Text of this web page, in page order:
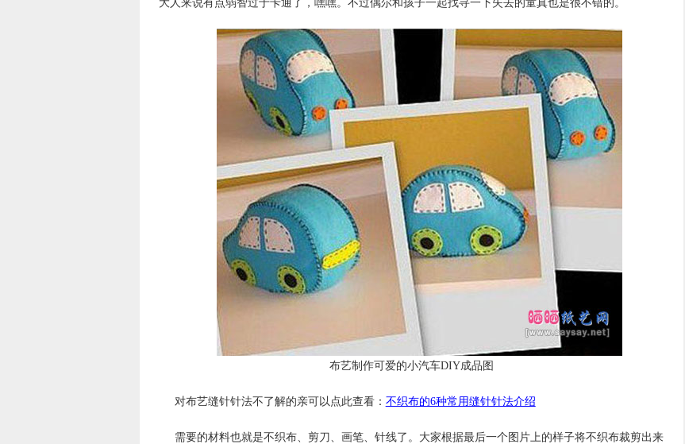
大人来说有点弱智过于卡通了，嘿嘿。不过偶尔和孩子一起找寻一下失去的童真也是很不错的。
布艺制作可爱的小汽车DIY成品图
对布艺缝针针法不了解的亲可以点此查看： 不织布的6种常用缝针针法介绍
需要的材料也就是不织布、剪刀、画笔、针线了。大家根据最后一个图片上的样子将不织布裁剪出来